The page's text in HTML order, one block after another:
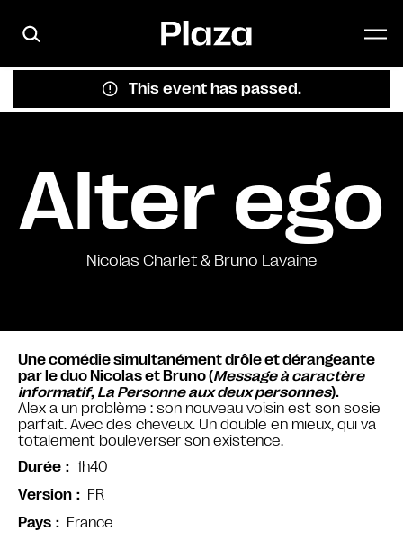
This event has passed.
Alter ego
Nicolas Charlet & Bruno Lavaine
Une comédie simultanément drôle et dérangeante
par le duo Nicolas et Bruno (Message à caractère
informatif, La Personne aux deux personnes).
Alex a un problème : son nouveau voisin est son sosie
parfait. Avec des cheveux. Un double en mieux, qui va
totalement bouleverser son existence.
Durée
1h40
Version
FR
Pays
France